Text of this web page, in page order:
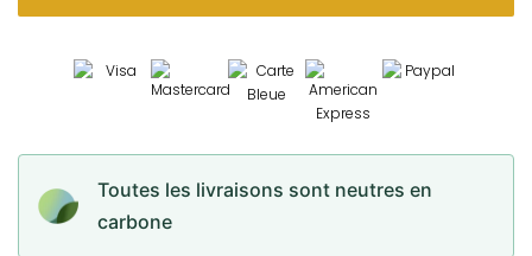
Toutes les livraisons sont neutres en
carbone